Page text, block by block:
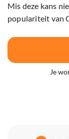
Mis deze kans
populariteit van
Je